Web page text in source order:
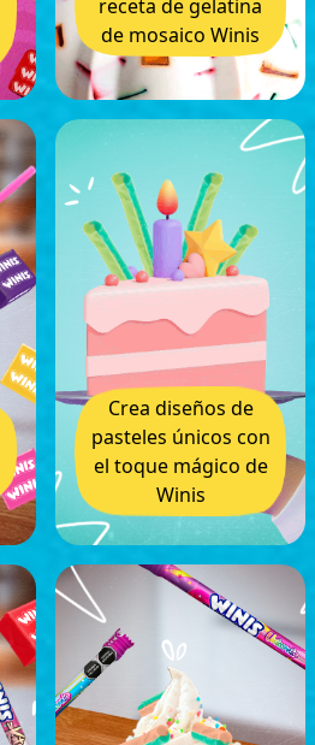
receta de gelatina
de mosaico Winis
Crea diseños de
pasteles únicos con
el toque mágico de
Winis